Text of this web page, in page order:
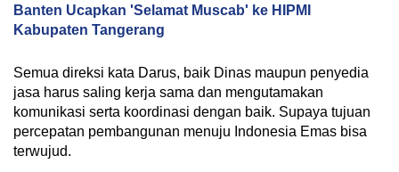
Banten Ucapkan 'Selamat Muscab' ke HIPMI
Kabupaten Tangerang
Semua direksi kata Darus, baik Dinas maupun penyedia
jasa harus saling kerja sama dan mengutamakan
komunikasi serta koordinasi dengan baik. Supaya tujuan
percepatan pembangunan menuju Indonesia Emas bisa
terwujud.